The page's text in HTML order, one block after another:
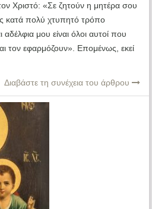
Χριστό: «Σε ζητούν η μητέρα σου
κατά πολύ χτυπητό τρόπο
μου είναι όλοι αυτοί που
τον εφαρμόζουν». Επομένως, εκεί
Διαβάστε τη συνέχεια του άρθρου